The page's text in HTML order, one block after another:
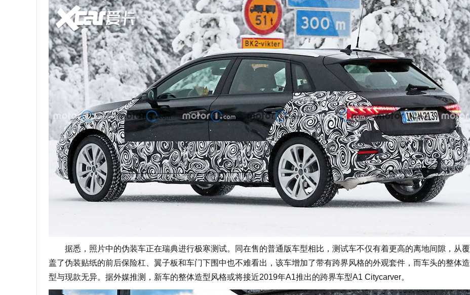
据悉，照片中的伪装车正在瑞典进行极寒测试。同在售的普通版车型相比，测试车不仅有着更高的离地间隙，从覆
盖了伪装贴纸的前后保险杠、翼子板和车门下围中也不难看出，该车增加了带有跨界风格的外观套件，而车头的整体造
型与现款无异。据外媒推测，新车的整体造型风格或将接近2019年A1推出的跨界车型A1 Citycarver。